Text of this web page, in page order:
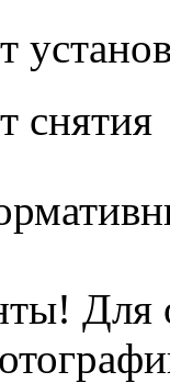
снятия
Для